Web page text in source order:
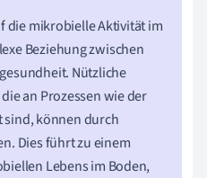
die mikrobielle Aktivität im
Beziehung zwischen
Nützliche
an Prozessen wie der
können durch
Dies führt zu einem
Lebens im Boden,